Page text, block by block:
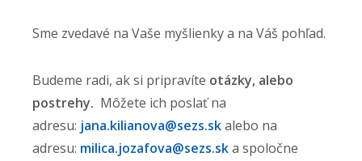
Sme zvedavé na Vaše myšlienky a na Váš pohľad.
Budeme radi, ak si pripravíte otázky, alebo
postrehy. Môžete ich poslať na
adresu: jana.kilianova@sezs.skalebo na
adresu: milica.jozafova@sezs.ska spoločne